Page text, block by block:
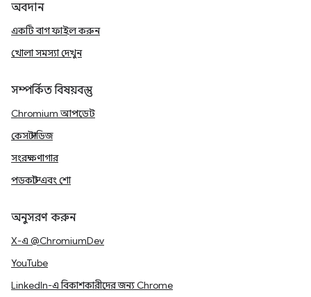
অবদান
একটি বাগ ফাইল করুন
খোলা সমস্যা দেখুন
সম্পর্কিত বিষয়বস্তু
Chromium আপডেট
কেস স্টাডিজ
সংরক্ষণাগার
পডকাস্ট এবং শো
অনুসরণ করুন
X-এ @ChromiumDev
YouTube
LinkedIn-এ বিকাশকারীদের জন্য Chrome